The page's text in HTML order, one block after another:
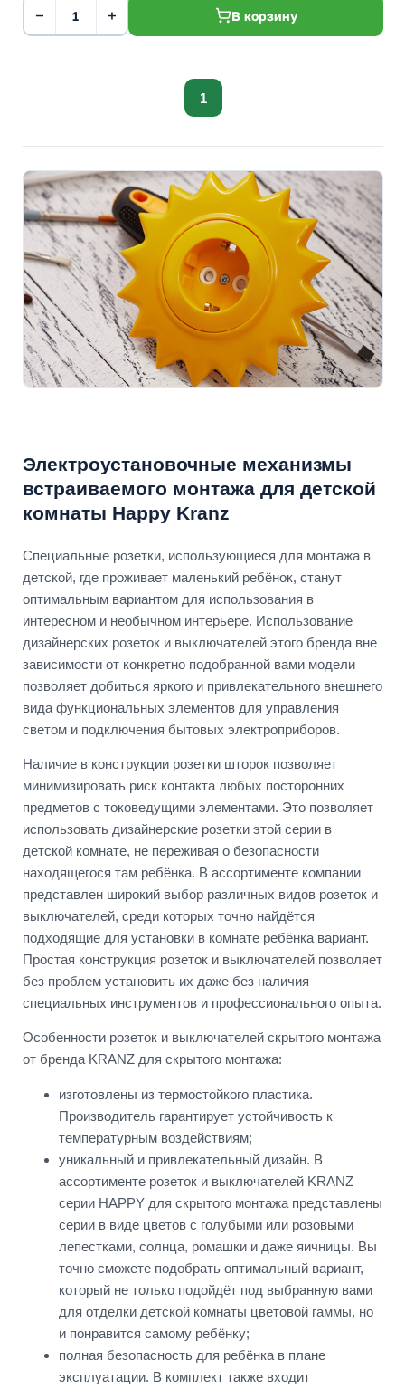
− + В корзину
1
Электроустановочные механизмы
встраиваемого монтажа для детской
комнаты Happy Kranz
Специальные розетки, использующиеся для монтажа в
детской, где проживает маленький ребёнок, станут
оптимальным вариантом для использования в
интересном и необычном интерьере. Использование
дизайнерских розеток и выключателей этого бренда вне
зависимости от конкретно подобранной вами модели
позволяет добиться яркого и привлекательного внешнего
вида функциональных элементов для управления
светом и подключения бытовых электроприборов.
Наличие в конструкции розетки шторок позволяет
минимизировать риск контакта любых посторонних
предметов с токоведущими элементами. Это позволяет
использовать дизайнерские розетки этой серии в
детской комнате, не переживая о безопасности
находящегося там ребёнка. В ассортименте компании
представлен широкий выбор различных видов розеток и
выключателей, среди которых точно найдётся
подходящие для установки в комнате ребёнка вариант.
Простая конструкция розеток и выключателей позволяет
без проблем установить их даже без наличия
специальных инструментов и профессионального опыта.
Особенности розеток и выключателей скрытого монтажа
от бренда KRANZ для скрытого монтажа:
изготовлены из термостойкого пластика.
Производитель гарантирует устойчивость к
температурным воздействиям;
уникальный и привлекательный дизайн. В
ассортименте розеток и выключателей KRANZ
серии HAPPY для скрытого монтажа представлены
серии в виде цветов с голубыми или розовыми
лепестками, солнца, ромашки и даже яичницы. Вы
точно сможете подобрать оптимальный вариант,
который не только подойдёт под выбранную вами
для отделки детской комнаты цветовой гаммы, но
и понравится самому ребёнку;
полная безопасность для ребёнка в плане
эксплуатации. В комплект также входит